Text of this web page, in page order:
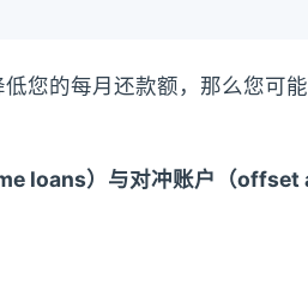
低您的每月还款额，那么您可
loans）与对冲账户（